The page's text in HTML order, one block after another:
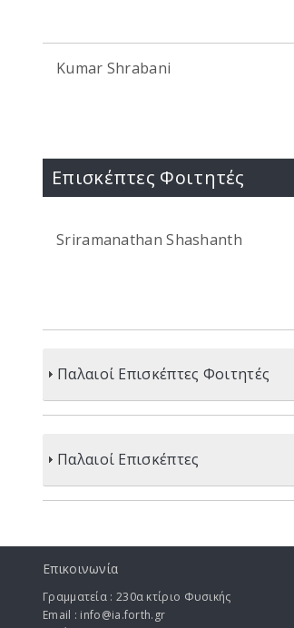
Kumar Shrabani
Επισκέπτες Φοιτητές
Sriramanathan Shashanth
Παλαιοί Επισκέπτες Φοιτητές
Παλαιοί Επισκέπτες
Επικοινωνία
Γραμματεία : 230α κτίριο Φυσικής
Email : info@ia.forth.gr